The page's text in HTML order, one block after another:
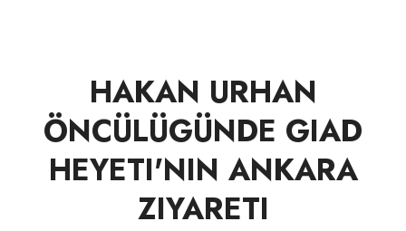
HAKAN URHAN
ÖNCÜLÜGÜNDE GIAD
HEYETI'NIN ANKARA
ZIYARETI